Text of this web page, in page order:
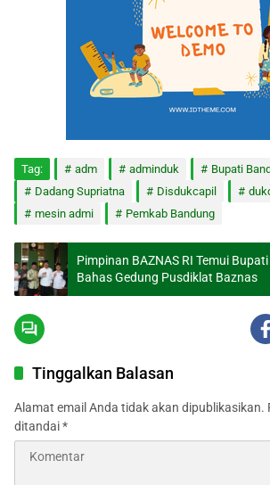
Tag: adm adminduk
Bupati
Dadang Supriatna
Disdukcapil
mesin admi
Pemkab Bandung
Pimpinan BAZNAS RI Temui
Bahas Gedung Pusdiklat Baznas
Tinggalkan Balasan
Alamat email Anda tidak akan dipublikasikan.
ditandai*